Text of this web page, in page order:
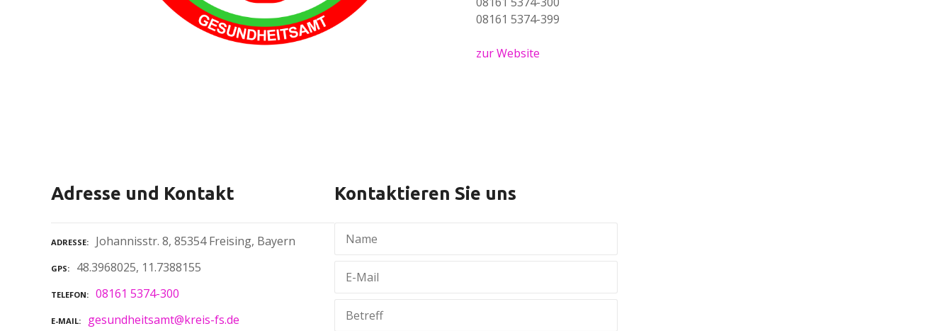
08161 5374-399
zur Website
Adresse und Kontakt
ADRESSE Johannisstr. 8, 85354 Freising, Bayern
GPS 48.3968025, 11.7388155
TELEFON 08161 5374-300
E-MAIL gesundheitsamt@kreis-fs.de
Kontaktieren Sie uns